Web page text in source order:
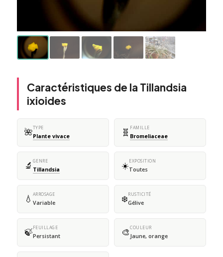
Caractéristiques de la Tillandsia
ixioides
🌺TYPE
Plante vivace 🧬 FAMILLE
Bromeliaceae
🔬 GENRE
Tillandsia ☀️EXPOSITION
Toutes
💧 ARROSAGE
Variable ❄️RUSTICITÉ
Gélive
🍃FEUILLAGE
Persistant 🎨COULEUR
Jaune, orange